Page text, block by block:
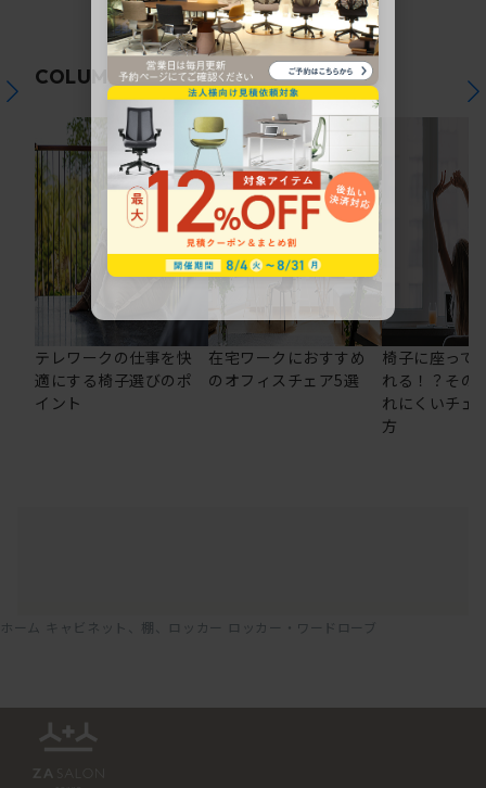
COLUMN関連コラム
テレワークの仕事を快
適にする椅子選びのポ
イント
在宅ワークにおすすめ
のオフィスチェア5選
椅子に座って
れる！？その
れにくいチェ
方
ホーム キャビネット、棚、ロッカー ロッカー・ワードローブ